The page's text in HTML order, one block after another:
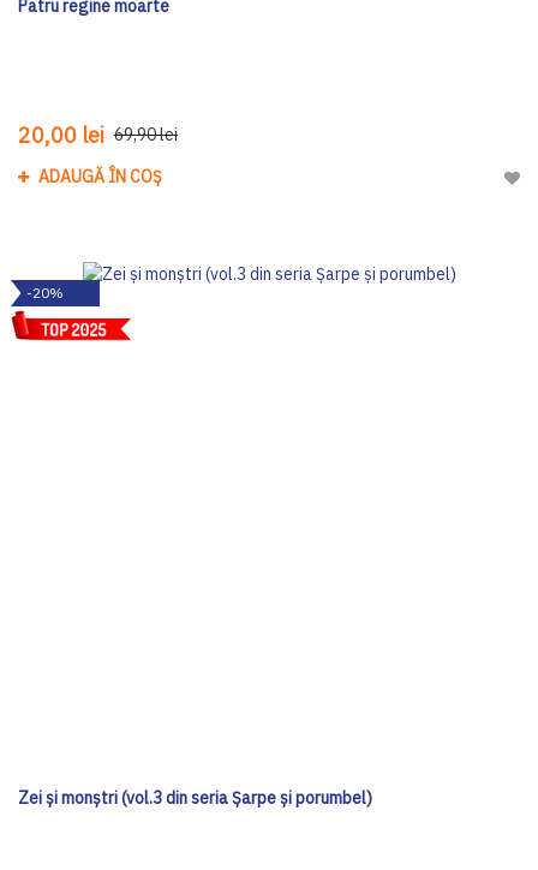
Patru regine moarte
20,00 lei 69,90 lei
ADAUGĂ ÎN COȘ
-20%
Zei și monștri (vol.3 din seria Șarpe și porumbel)